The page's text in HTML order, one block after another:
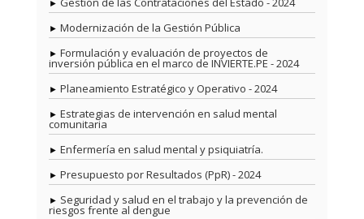
Modernización de la Gestión Pública
Formulación y evaluación de proyectos de
inversión pública en el marco de INVIERTE.PE - 2024
Planeamiento Estratégico y Operativo - 2024
Estrategias de intervención en salud mental
comunitaria
Enfermería en salud mental y psiquiatría.
Presupuesto por Resultados (PpR) - 2024
Seguridad y salud en el trabajo y la prevención de
riesgos frente al dengue